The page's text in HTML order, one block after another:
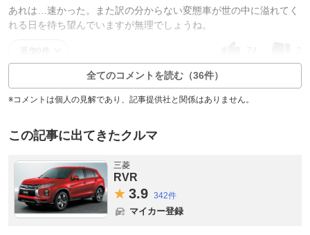
あれは…速かった。また訳の分からない変態車が世の中に溢れてく
れる日を待ち望んでいますが無理でしょうね。
全てのコメントを読む（36件）
※コメントは個人の見解であり、記事提供社と関係はありません。
この記事に出てきたクルマ
三菱
RVR
3.9 342件
マイカー登録